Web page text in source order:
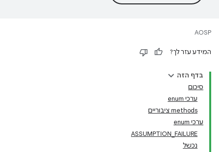
AOSP
המידע עזר לך?
בדף הזה
סיכום
ערכי enum
‫methods ציבוריים
ערכי enum
ASSUMPTION_FAILURE
נכשל